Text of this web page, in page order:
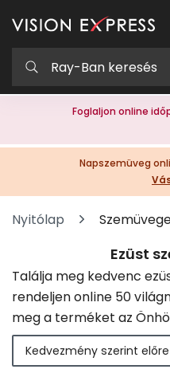
Foglaljon online
Napszemüveg
Nyitólap
Ezüst
Találja meg kedvenc
rendeljen online 50
meg a terméket az